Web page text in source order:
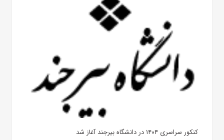
کنکور سراسری ۱۴۰۴ در دانشگاه بیرجند آغاز شد